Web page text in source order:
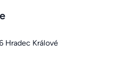
Hradec Králové